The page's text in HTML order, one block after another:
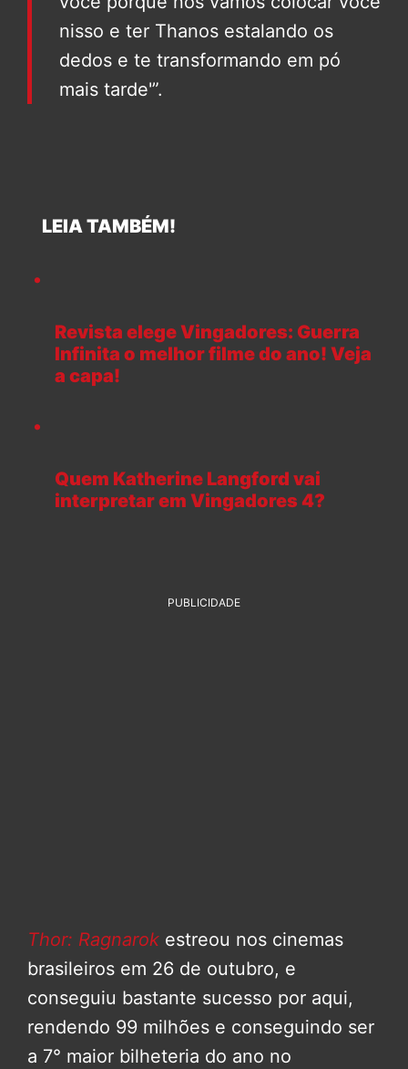
nisso e ter Thanos estalando os
dedos e te transformando em pó
mais tarde'”.
LEIA TAMBÉM!
Revista elege Vingadores: Guerra
Infinita o melhor filme do ano! Veja
a capa!
Quem Katherine Langford vai
interpretar em Vingadores 4?
PUBLICIDADE
Thor: Ragnarok estreou nos cinemas
brasileiros em 26 de outubro, e
conseguiu bastante sucesso por aqui,
rendendo 99 milhões e conseguindo ser
a 7° maior bilheteria do ano no